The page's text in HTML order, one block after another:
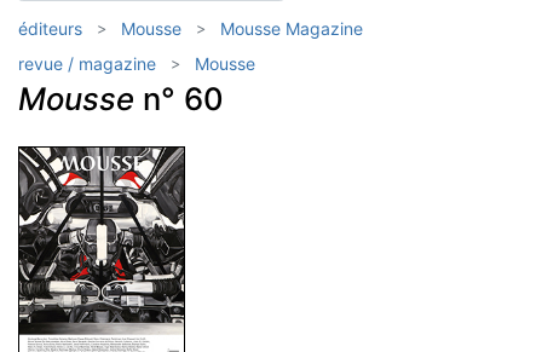
éditeurs Mousse
Mousse Magazine
revue / magazine
Mousse
Mousse n° 60